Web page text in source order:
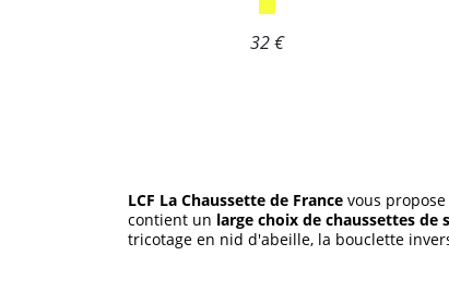
32 €
LCF La Chaussette de France vous propose
contient un large choix de chaussettes de
tricotage en nid d'abeille, la bouclette